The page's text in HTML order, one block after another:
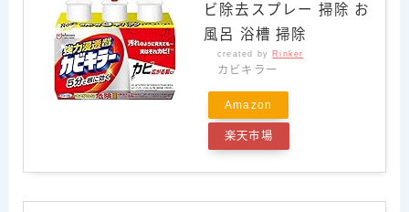
ビ除去スプレー 掃除 お
風呂 浴槽 掃除
created by Rinker
カビキラー
Amazon
楽天市場